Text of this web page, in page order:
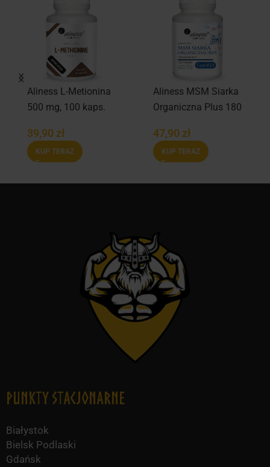
Aliness L-Metionina
500 mg, 100 kaps.
39,90 zł
KUP TERAZ
Aliness MSM Siarka
Organiczna Plus 180
47,90 zł
KUP TERAZ
Punkty Stacjonarne
Białystok
Bielsk Podlaski
Gdańsk